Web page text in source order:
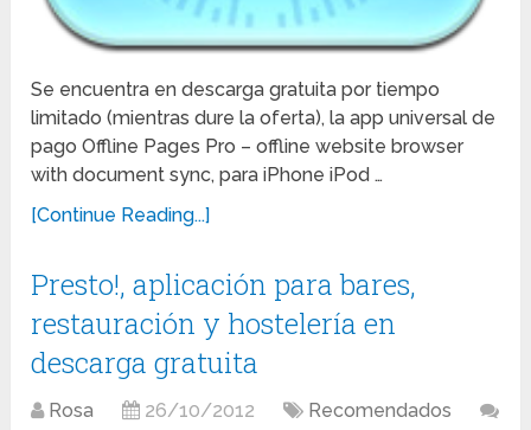
Se encuentra en descarga gratuita por tiempo
limitado (mientras dure la oferta), la app universal de
pago Offline Pages Pro – offline website browser
with document sync, para iPhone iPod …
[Continue Reading...]
Presto!, aplicación para bares,
restauración y hostelería en
descarga gratuita
Rosa 26/10/2012
Recomendados